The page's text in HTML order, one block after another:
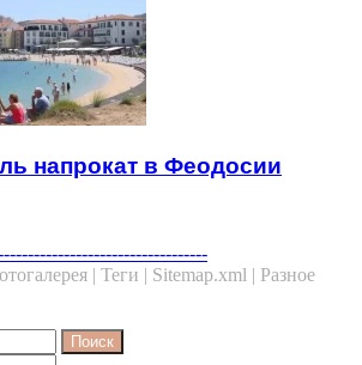
напрокат в Феодосии
| Теги | Sitemap.xml | Разное